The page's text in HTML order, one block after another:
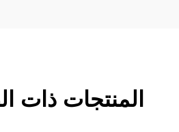
المنتجات ذات